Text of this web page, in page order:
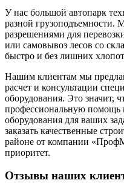
У нас большой автопарк
разной грузоподъемности.
разрешениями для
или самовывоз лесов со
быстро и без лишних
Нашим клиентам мы
расчет и консультации
оборудования. Это значит,
профессиональную помощь
оборудования для ваших
заказать качественные
районе от компании
приоритет.
Отзывы наших